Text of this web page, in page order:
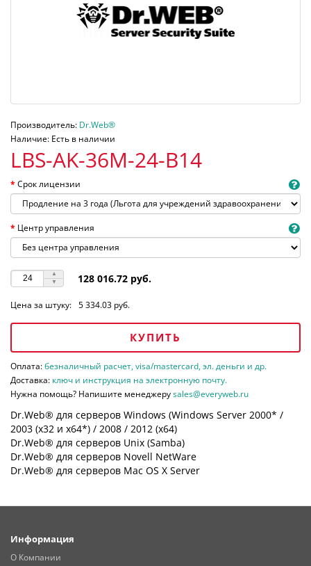
Производитель: Dr.Web®
Наличие: Есть в наличии
LBS-AK-36M-24-B14
Срок лицензии
Центр управления
128 016.72 руб.
Цена за штуку: 5 334.03 руб.
КУПИТЬ
Оплата:безналичный расчет, visa/mastercard, эл. деньги и др.
Доставка: ключ и инструкция на электронную почту.
Нужна помощь? Напишите менеджеруsales@everyweb.ru
Dr.Web® для серверов Windows (Windows Server 2000* /
2003 (х32 и х64*) / 2008 / 2012 (х64)
Dr.Web® для серверов Unix (Samba)
Dr.Web® для серверов Novell NetWare
Dr.Web® для серверов Mac OS X Server
Информация
О Компании